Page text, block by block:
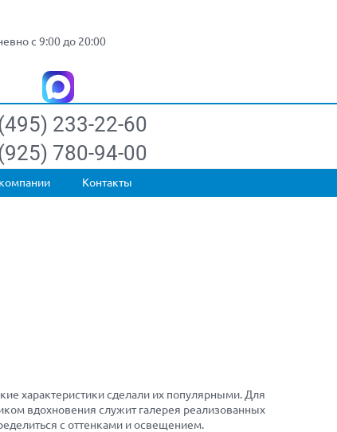
с 9:00 до 20:00
233-22-60
780-94-00
Контакты
характеристики сделали их популярными. Для
вдохновения служит галерея реализованных
с оттенками и освещением.